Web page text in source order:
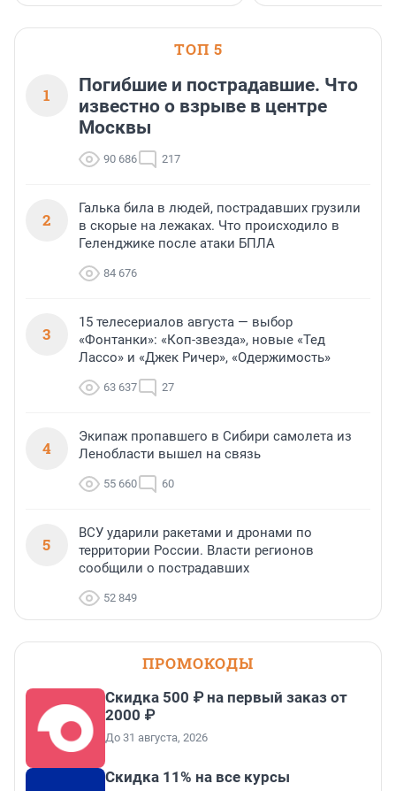
ТОП 5
1
Погибшие и пострадавшие. Что
известно о взрыве в центре
Москвы
90 686 217
2
Галька била в людей, пострадавших грузили
в скорые на лежаках. Что происходило в
Геленджике после атаки БПЛА
84 676
3
15 телесериалов августа — выбор
«Фонтанки»: «Коп-звезда», новые «Тед
Лассо» и «Джек Ричер», «Одержимость»
63 637 27
4
Экипаж пропавшего в Сибири самолета из
Ленобласти вышел на связь
55 660 60
5
ВСУ ударили ракетами и дронами по
территории России. Власти регионов
сообщили о пострадавших
52 849
ПРОМОКОДЫ
Скидка 500 ₽ на первый заказ от
2000 ₽
До 31 августа, 2026
Скидка 11% на все курсы